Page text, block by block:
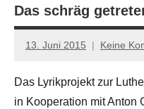
Das schräg
13. Juni 2015
Anton
Leitner
Keine
Das Lyrikprojekt zur
in Kooperation mit Anton